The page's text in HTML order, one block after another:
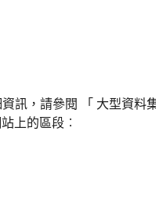
訊，請參閱 「 大型資料
上的區段︰